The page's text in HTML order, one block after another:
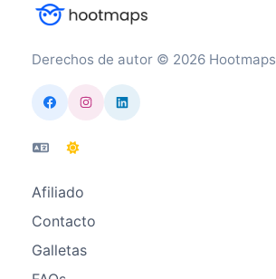
Derechos de autor © 2026 Hootmaps
Afiliado
Contacto
Galletas